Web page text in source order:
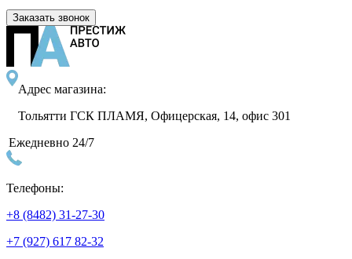
Заказать звонок
Адрес магазина:
Тольятти ГСК ПЛАМЯ, Офицерская, 14, офис 301
Ежедневно 24/7
Телефоны:
+8 (8482) 31-27-30
+7 (927) 617 82-32